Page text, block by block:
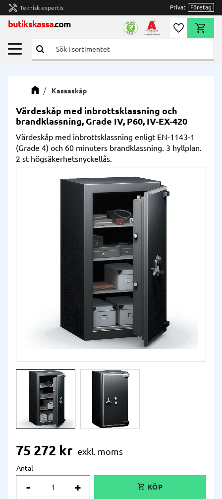
Meny
handyman Teknisk expertis Privat Företag
butikskassa.com Önskelista
Kassaskåp
Värdeskåp med inbrottsklassning och
brandklassning, Grade IV, P60, IV-EX-420
Värdeskåp med inbrottsklassning enligt EN-1143-1
(Grade 4) och 60 minuters brandklassning. 3 hyllplan.
2 st högsäkerhetsnyckellås.
75 272 kr
Antal
+
-